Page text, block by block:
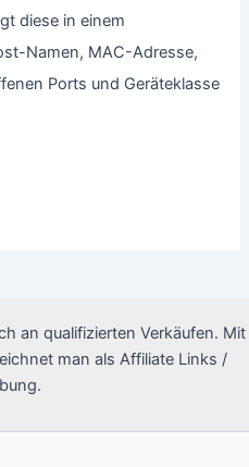
diese in einem
Namen, MAC-Adresse,
Ports und Geräteklasse
an qualifizierten Verkäufen. Mit
man als Affiliate Links /